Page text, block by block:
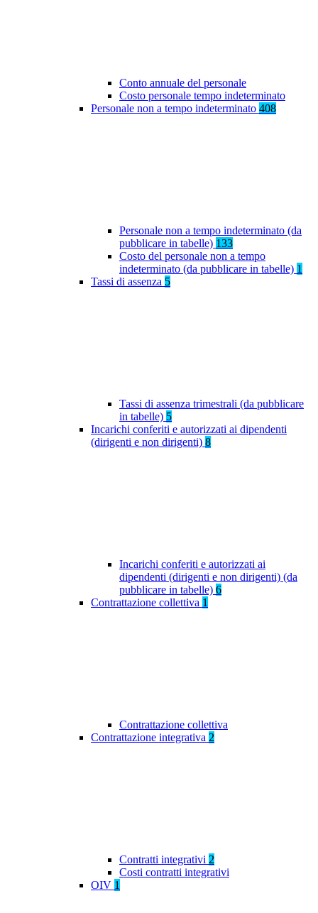
Conto annuale del personale
Costo personale tempo indeterminato
Personale non a tempo indeterminato 408
Personale non a tempo indeterminato (da
pubblicare in tabelle) 133
Costo del personale non a tempo
indeterminato (da pubblicare in tabelle) 1
Tassi di assenza 5
Tassi di assenza trimestrali (da pubblicare
in tabelle) 5
Incarichi conferiti e autorizzati ai dipendenti
(dirigenti e non dirigenti) 8
Incarichi conferiti e autorizzati ai
dipendenti (dirigenti e non dirigenti) (da
pubblicare in tabelle) 6
Contrattazione collettiva 1
Contrattazione collettiva
Contrattazione integrativa 2
Contratti integrativi 2
Costi contratti integrativi
OIV 1